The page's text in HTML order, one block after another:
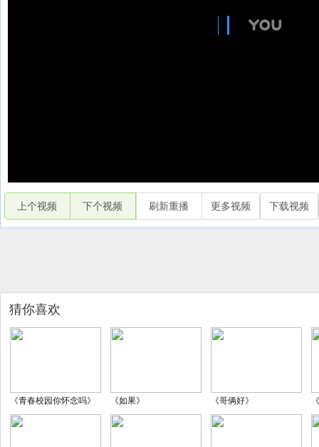
上个视频 下个视频 刷新重播 更多视频 下载视频
猜你喜欢
《青春校园你怀念吗》 《如果》 《哥俩好》